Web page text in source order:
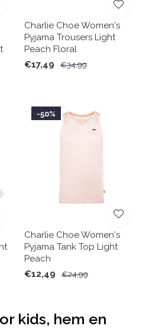
Charlie Choe Women's
Pyjama Trousers Light
Peach Floral
€17,49
€34,99
-50%
Charlie Choe Women's
Pyjama Tank Top Light
Peach
€12,49
€24,99
kids, hem en